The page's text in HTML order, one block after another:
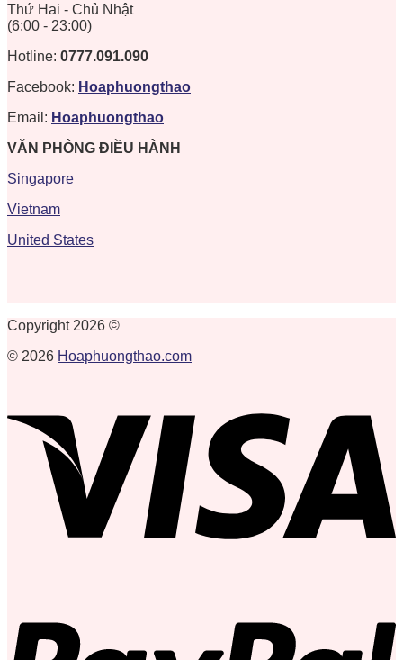
Thứ Hai - Chủ Nhật
(6:00 - 23:00)
Hotline: 0777.091.090
Facebook: Hoaphuongthao
Email: Hoaphuongthao
VĂN PHÒNG ĐIỀU HÀNH
Singapore
Vietnam
United States
Copyright 2026 ©
© 2026 Hoaphuongthao.com